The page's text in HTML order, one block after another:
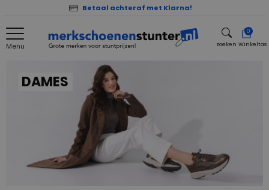
Betaal achteraf met Klarna!
Menu zoeken
0
Winkeltas
DAMES